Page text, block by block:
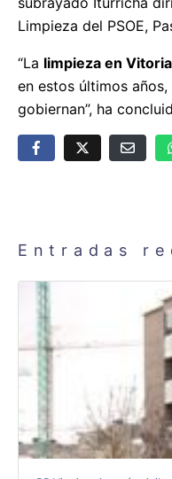
Limpieza del PSOE,
“La limpieza en
en estos últimos años,
gobiernan”, ha
Entradas